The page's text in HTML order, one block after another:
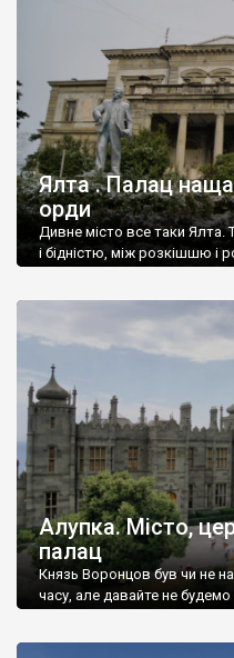
Ялта . Палац
орди
Дивне місто все таки Ялта.
і бідністю, між розкішшю і
Алупка. Місто,
палац
Князь Воронцов був чи не
часу, але давайте не